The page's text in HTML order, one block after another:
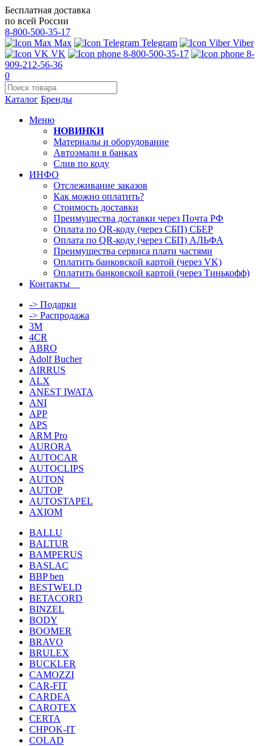
Бесплатная доставка
по всей России
8-800-500-35-17
Max
Telegram
Viber
VK
8-800-500-35-17
8-
909-212-56-36
0
Каталог Бренды
Меню
НОВИНКИ
Материалы и оборудование
Автоэмали в банках
Слив по коду
ИНФО
Отслеживание заказов
Как можно оплатить?
Стоимость доставки
Преимущества доставки через Почта РФ
Оплата по QR-коду (через СБП) СБЕР
Оплата по QR-коду (через СБП) АЛЬФА
Преимущества сервиса плати частями
Оплатить банковской картой (через VK)
Оплатить банковской картой (через Тинькофф)
Контакты
-> Подарки
-> Распродажа
3M
4CR
ABRO
Adolf Bucher
AIRRUS
ALX
ANEST IWATA
ANI
APP
APS
ARM Pro
AURORA
AUTOCAR
AUTOCLIPS
AUTON
AUTOP
AUTOSTAPEL
AXIOM
BALLU
BALTUR
BAMPERUS
BASLAC
BBP ben
BESTWELD
BETACORD
BINZEL
BODY
BOOMER
BRAVO
BRULEX
BUCKLER
CAMOZZI
CAR-FIT
CARDEA
CAROTEX
CERTA
CHPOK-IT
COLAD